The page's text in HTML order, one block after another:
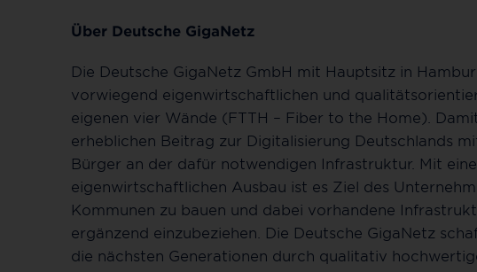
Über Deutsche GigaNetz
Die Deutsche GigaNetz GmbH mit Hauptsitz in
vorwiegend eigenwirtschaftlichen und
eigenen vier Wände (FTTH – Fiber to the Home).
erheblichen Beitrag zur Digitalisierung Deutschlands
Bürger an der dafür notwendigen Infrastruktur. Mit
eigenwirtschaftlichen Ausbau ist es Ziel des
Kommunen zu bauen und dabei vorhandene
ergänzend einzubeziehen. Die Deutsche GigaNetz
die nächsten Generationen durch qualitativ